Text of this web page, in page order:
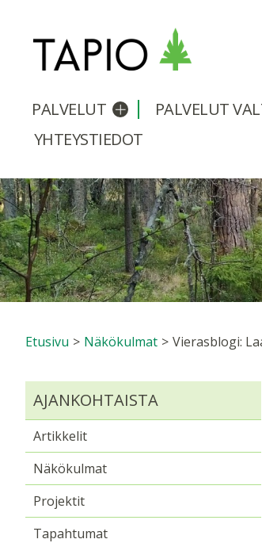
PALVELUT Avaa/suljePALVELUT
YHTEYSTIEDOT
Etusivu > Näkökulmat >
AJANKOHTAISTA
Artikkelit
Näkökulmat
Projektit
Tapahtumat